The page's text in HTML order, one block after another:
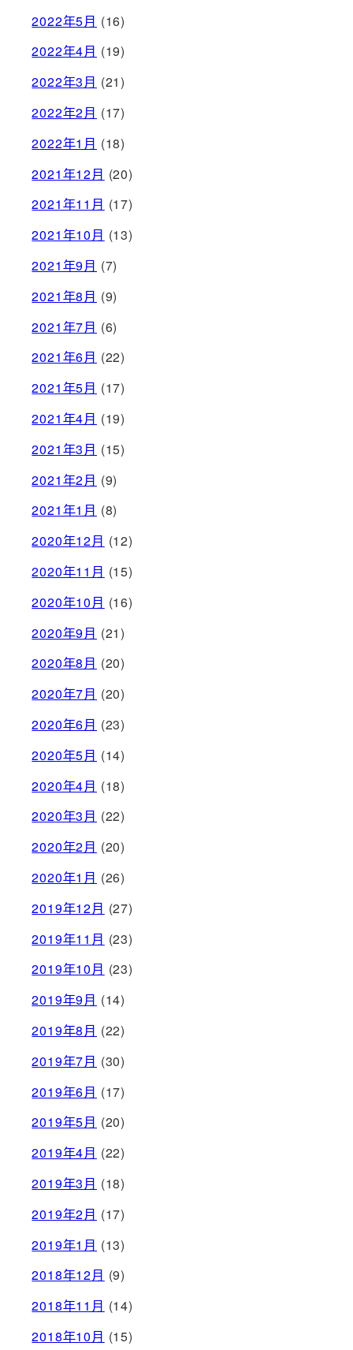
2022年5月 (16)
2022年4月 (19)
2022年3月 (21)
2022年2月 (17)
2022年1月 (18)
2021年12月 (20)
2021年11月 (17)
2021年10月 (13)
2021年9月 (7)
2021年8月 (9)
2021年7月 (6)
2021年6月 (22)
2021年5月 (17)
2021年4月 (19)
2021年3月 (15)
2021年2月 (9)
2021年1月 (8)
2020年12月 (12)
2020年11月 (15)
2020年10月 (16)
2020年9月 (21)
2020年8月 (20)
2020年7月 (20)
2020年6月 (23)
2020年5月 (14)
2020年4月 (18)
2020年3月 (22)
2020年2月 (20)
2020年1月 (26)
2019年12月 (27)
2019年11月 (23)
2019年10月 (23)
2019年9月 (14)
2019年8月 (22)
2019年7月 (30)
2019年6月 (17)
2019年5月 (20)
2019年4月 (22)
2019年3月 (18)
2019年2月 (17)
2019年1月 (13)
2018年12月 (9)
2018年11月 (14)
2018年10月 (15)